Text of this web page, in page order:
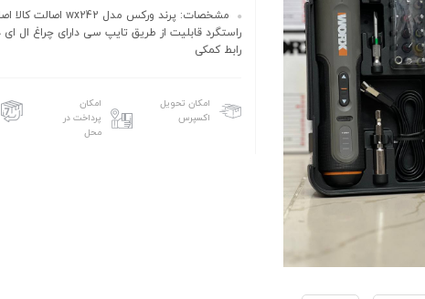
راستگرد قابلیت از طریق تایپ سی دارای چراغ ال
رابط کمکی
امکان تحویل
اکسپرس
امکان
پرداخت در
محل